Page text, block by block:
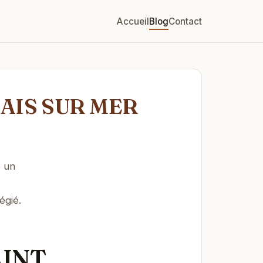
AccueilBlogContact
SUR MER
un